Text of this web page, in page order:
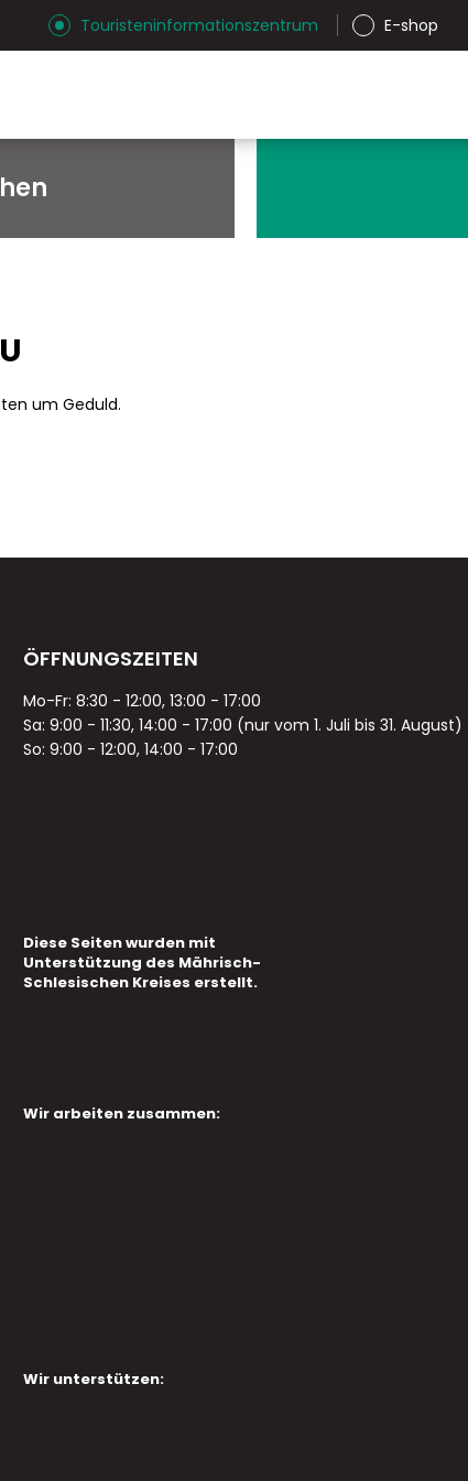
Touristeninformationszentrum E-shop
um Geduld.
ÖFFNUNGSZEITEN
Mo-Fr: 8:30 - 12:00, 13:00 - 17:00
Sa: 9:00 - 11:30, 14:00 - 17:00 (nur vom 1. Juli bis 31. August)
So: 9:00 - 12:00, 14:00 - 17:00
Diese Seiten wurden mit
Unterstützung des Mährisch-
Schlesischen Kreises erstellt.
Wir arbeiten zusammen:
Wir unterstützen: